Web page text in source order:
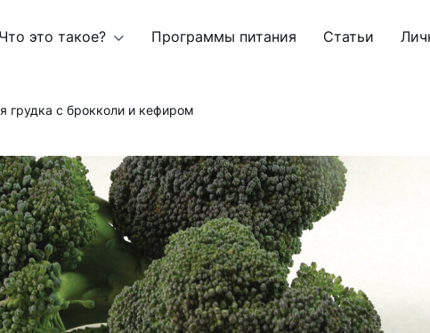
Что это такое? Программы питания Статьи
грудка с брокколи и кефиром